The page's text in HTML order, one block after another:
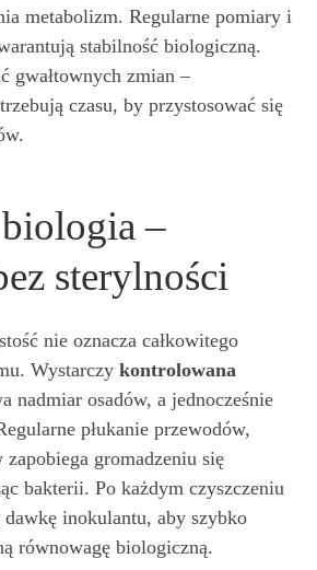
metabolizm. Regularne pomiary i
stabilność biologiczną.
gwałtownych zmian –
czasu, by przystosować się
–
sterylności
nie oznacza całkowitego
Wystarczy kontrolowana
nadmiar osadów, a jednocześnie
płukanie przewodów,
gromadzeniu się
bakterii. Po każdym czyszczeniu
inokulantu, aby szybko
równowagę biologiczną.